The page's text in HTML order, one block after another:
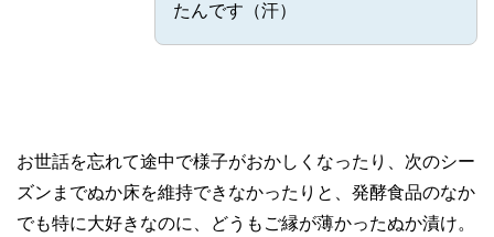
たんです（汗）
お世話を忘れて途中で様子がおかしくなったり、次のシー
ズンまでぬか床を維持できなかったりと、発酵食品のなか
でも特に大好きなのに、どうもご縁が薄かったぬか漬け。